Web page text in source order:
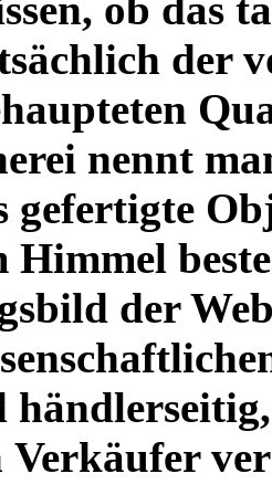
der
nennt
gefertigte
Himmel
der
Verkäufer